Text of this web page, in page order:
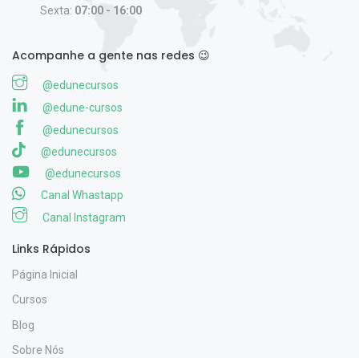
Sexta: 07:00 - 16:00
Acompanhe a gente nas redes 😉
@edunecursos
@edune-cursos
@edunecursos
@edunecursos
@edunecursos
Canal Whastapp
Canal Instagram
Links Rápidos
Página Inicial
Cursos
Blog
Sobre Nós